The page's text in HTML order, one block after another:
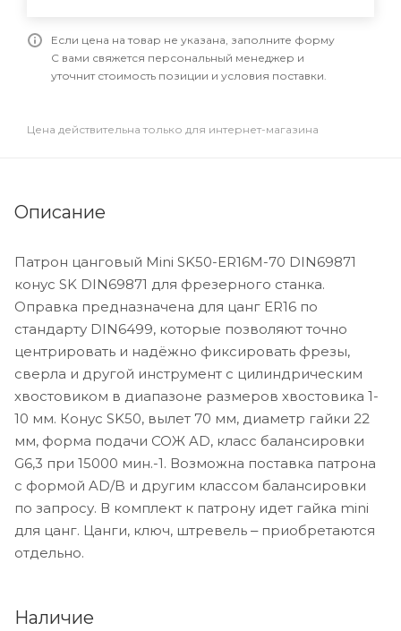
Если цена на товар не указана, заполните форму
С вами свяжется персональный менеджер и
уточнит стоимость позиции и условия поставки.
Цена действительна только для интернет-магазина
Описание
Патрон цанговый Mini SK50-ER16M-70 DIN69871
конус SK DIN69871 для фрезерного станка.
Оправка предназначена для цанг ER16 по
стандарту DIN6499, которые позволяют точно
центрировать и надёжно фиксировать фрезы,
сверла и другой инструмент с цилиндрическим
хвостовиком в диапазоне размеров хвостовика 1-
10 мм. Конус SK50, вылет 70 мм, диаметр гайки 22
мм, форма подачи СОЖ AD, класс балансировки
G6,3 при 15000 мин.-1. Возможна поставка патрона
с формой AD/B и другим классом балансировки
по запросу. В комплект к патрону идет гайка mini
для цанг. Цанги, ключ, штревель ‒ приобретаются
отдельно.
Наличие